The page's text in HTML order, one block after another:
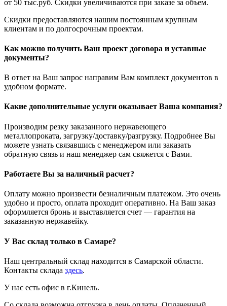
от 50 тыс.руб. Скидки увеличиваются при заказе за объем.
Скидки предоставляются нашим постоянным крупным
клиентам и по долгосрочным проектам.
Как можно получить Ваш проект договора и уставные
документы?
В ответ на Ваш запрос направим Вам комплект документов в
удобном формате.
Какие дополнительные услуги оказывает Ваша компания?
Производим резку заказанного нержавеющего
металлопроката, загрузку/доставку/разгрузку. Подробнее Вы
можете узнать связавшись с менеджером или заказать
обратную связь и наш менеджер сам свяжется с Вами.
Работаете Вы за наличный расчет?
Оплату можно произвести безналичным платежом. Это очень
удобно и просто, оплата проходит оперативно. На Ваш заказ
оформляется бронь и выставляется счет — гарантия на
заказанную нержавейку.
У Вас склад только в Самаре?
Наш центральный склад находится в Самарской области.
Контакты склада здесь.
У нас есть офис в г.Кинель.